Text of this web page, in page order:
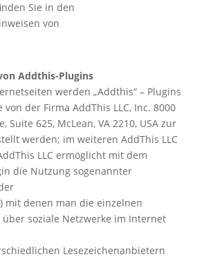
Sie in den
von
Addthis-Plugins
werden „Addthis“ – Plugins
der Firma AddThis LLC, Inc. 8000
Suite 625, McLean, VA 2210, USA zur
werden; im weiteren AddThis LLC
LLC ermöglicht mit dem
die Nutzung sogenannter
mit denen man die einzelnen
soziale Netzwerke im Internet
Lesezeichenanbietern